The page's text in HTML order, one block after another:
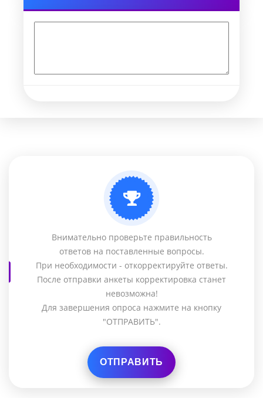
Внимательно проверьте правильность
ответов на поставленные вопросы.
При необходимости - откорректируйте ответы.
После отправки анкеты корректировка станет
невозможна!
Для завершения опроса нажмите на кнопку
"ОТПРАВИТЬ".